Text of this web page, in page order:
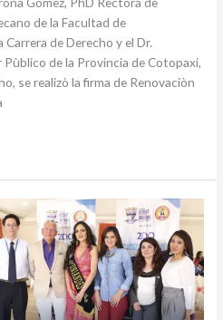
de la Facultad de
de Derecho y el Dr.
de la Provincia de Cotopaxi,
se realizò la firma de Renovaciòn